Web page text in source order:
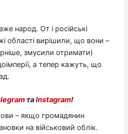
народ. От і російські
області вирішили, що вони –
змусили отримати)
а тепер кажуть, що
таInstagram!
– якщо громадянин
на військовий облік.